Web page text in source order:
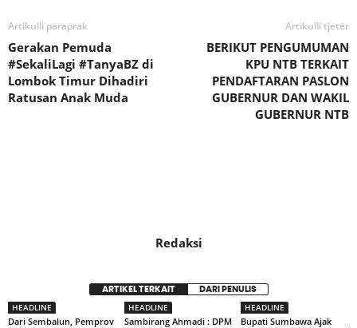
Artikulli paraprak
Gerakan Pemuda
#SekaliLagi #TanyaBZ di
Lombok Timur Dihadiri
Ratusan Anak Muda
Artikulli tjetër
BERIKUT PENGUMUMAN
KPU NTB TERKAIT
PENDAFTARAN PASLON
GUBERNUR DAN WAKIL
GUBERNUR NTB
Redaksi
ARTIKEL TERKAIT DARI PENULIS
HEADLINE
Dari Sembalun, Pemprov
HEADLINE
Sambirang Ahmadi : DPM
HEADLINE
Bupati Sumbawa Ajak